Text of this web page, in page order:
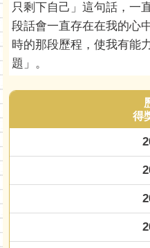
只剩下自己」這句話，一
段話會一直存在在我的心
時的那段歷程，使我有能
題」。
得